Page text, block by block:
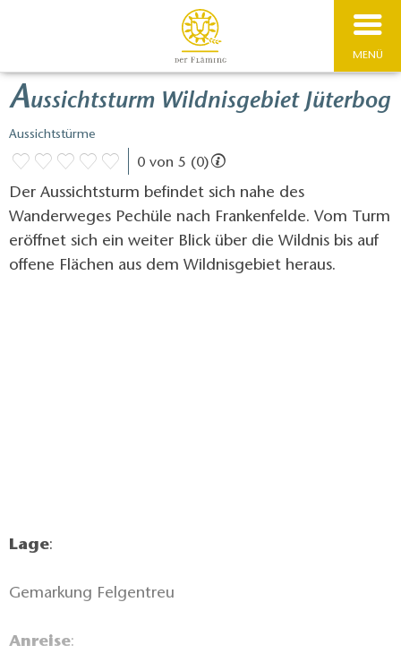
MENÜ
Aussichtsturm Wildnisgebiet Jüterbog
Aussichtstürme
0 von 5 (0)
Der Aussichtsturm befindet sich nahe des
Wanderweges Pechüle nach Frankenfelde. Vom Turm
eröffnet sich ein weiter Blick über die Wildnis bis auf
offene Flächen aus dem Wildnisgebiet heraus.
Lage:
Gemarkung Felgentreu
Anreise: